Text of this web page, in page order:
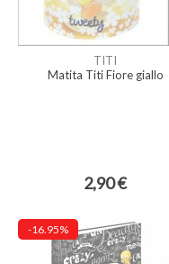
TITI
Matita Titi Fiore giallo
2,90 €
-16.95%